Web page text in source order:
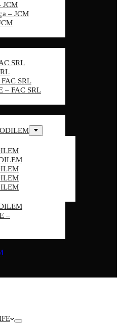
JCM
– JCM
SRL
SRL
– FAC SRL
–